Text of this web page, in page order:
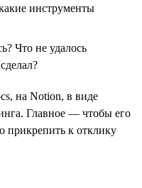
инструменты
Что не удалось
на Notion, в виде
Главное — чтобы его
прикрепить к отклику